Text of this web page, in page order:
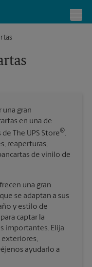
gran
en una de
The UPS Store®.
reaperturas,
de vinilo de
una gran
se adaptan a sus
y estilo de
captar la
importantes. Elija
exteriores,
ayudarlo a